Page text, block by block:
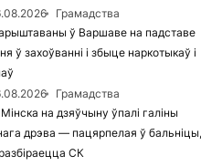
Грамадства
ў Варшаве на падставе
ў захоўванні і збыце наркотыкаў і
Грамадства
на дзяўчыну ўпалі галіны
дрэва — пацярпелая ў
СК